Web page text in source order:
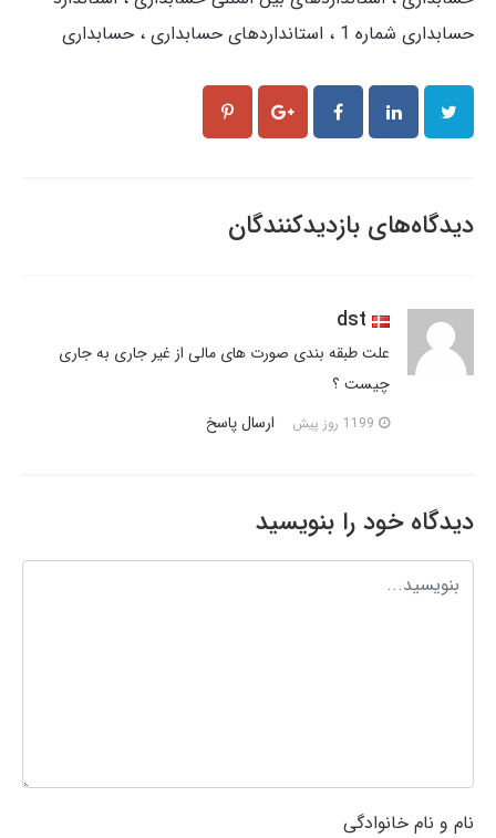
حسابداری شماره 1
استانداردهای حسابداری حسابداری
دیدگاه‌های بازدیدکنندگان
dst
علت طبقه بندی صورت های مالی از غیر جاری به جاری
چیست ؟
ارسال پاسخ
دیدگاه خود را بنویسید
نام و نام خانوادگی